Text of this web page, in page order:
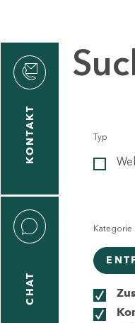
KONTAKT
CHAT
Typ
Kategorie